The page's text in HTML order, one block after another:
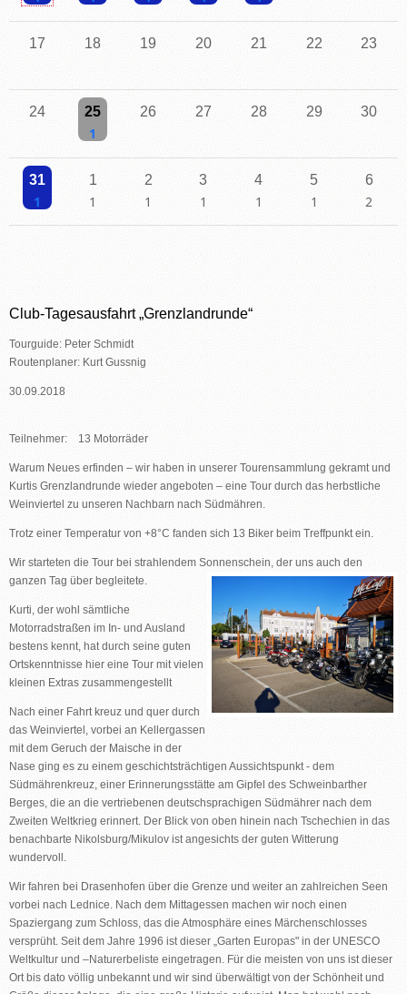
17 18 19 20 21 22 23
24 25 26 27 28 29 30
31 1 2 3 4 5 6
Club-Tagesausfahrt „Grenzlandrunde“
Tourguide: Peter Schmidt
Routenplaner: Kurt Gussnig
30.09.2018
Teilnehmer: 13 Motorräder
Warum Neues erfinden – wir haben in unserer Tourensammlung gekramt und
Kurtis Grenzlandrunde wieder angeboten – eine Tour durch das herbstliche
Weinviertel zu unseren Nachbarn nach Südmähren.
Trotz einer Temperatur von +8°C fanden sich 13 Biker beim Treffpunkt ein.
Wir starteten die Tour bei strahlendem Sonnenschein, der uns auch den
ganzen Tag über begleitete.
Kurti, der wohl sämtliche
Motorradstraßen im In- und Ausland
bestens kennt, hat durch seine guten
Ortskenntnisse hier eine Tour mit vielen
kleinen Extras zusammengestellt
Nach einer Fahrt kreuz und quer durch
das Weinviertel, vorbei an Kellergassen
mit dem Geruch der Maische in der
Nase ging es zu einem geschichtsträchtigen Aussichtspunkt - dem
Südmährenkreuz, einer Erinnerungsstätte am Gipfel des Schweinbarther
Berges, die an die vertriebenen deutschsprachigen Südmährer nach dem
Zweiten Weltkrieg erinnert. Der Blick von oben hinein nach Tschechien in das
benachbarte Nikolsburg/Mikulov ist angesichts der guten Witterung
wundervoll.
Wir fahren bei Drasenhofen über die Grenze und weiter an zahlreichen Seen
vorbei nach Lednice. Nach dem Mittagessen machen wir noch einen
Spaziergang zum Schloss, das die Atmosphäre eines Märchenschlosses
versprüht. Seit dem Jahre 1996 ist dieser „Garten Europas" in der UNESCO
Weltkultur und –Naturerbeliste eingetragen. Für die meisten von uns ist dieser
Ort bis dato völlig unbekannt und wir sind überwältigt von der Schönheit und